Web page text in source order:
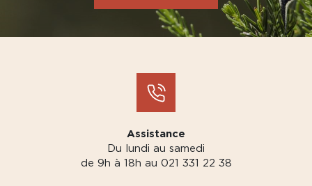
Assistance
Du lundi au samedi
de 9h à 18h au 021 331 22 38